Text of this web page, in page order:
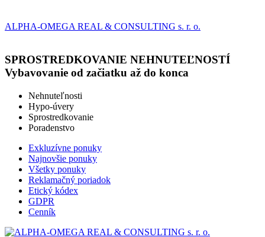
ALPHA-OMEGA REAL & CONSULTING s. r. o.
SPROSTREDKOVANIE NEHNUTEĽNOSTÍ
Vybavovanie od začiatku až do konca
Nehnuteľnosti
Hypo-úvery
Sprostredkovanie
Poradenstvo
Exkluzívne ponuky
Najnovšie ponuky
Všetky ponuky
Reklamačný poriadok
Etický kódex
GDPR
Cenník